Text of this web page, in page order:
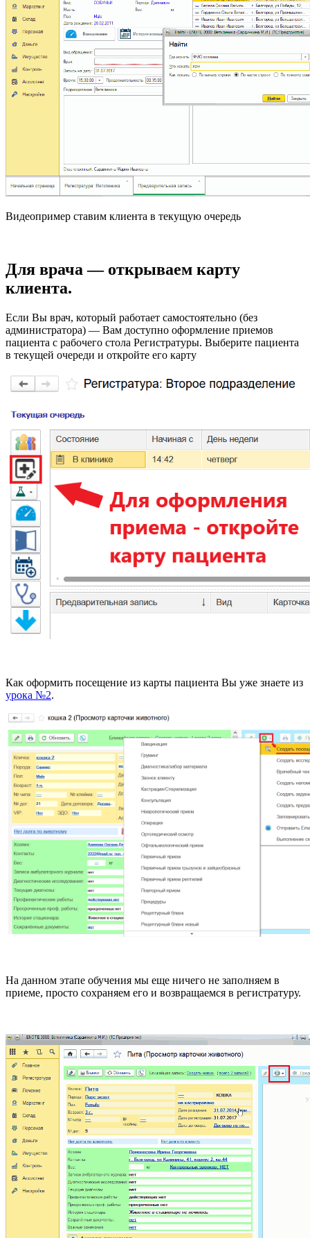
Видеопример ставим клиента в текущую очередь
Для врача — открываем карту
клиента.
Если Вы врач, который работает самостоятельно (без
администратора) — Вам доступно оформление приемов
пациента с рабочего стола Регистратуры. Выберите пациента
в текущей очереди и откройте его карту
Как оформить посещение из карты пациента Вы уже знаете из
урока №2.
На данном этапе обучения мы еще ничего не заполняем в
приеме, просто сохраняем его и возвращаемся в регистратуру.